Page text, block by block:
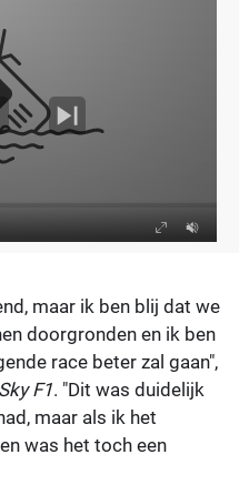
maar ik ben blij dat we
doorgronden en ik ben
race beter zal gaan",
Sky F1. "Dit was duidelijk
maar als ik het
was het toch een